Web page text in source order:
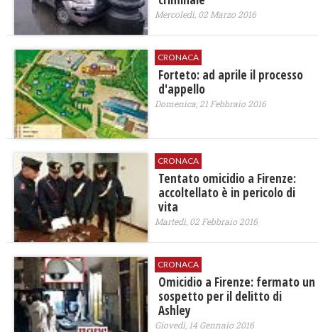
Mercoledì, 02 Marzo 2016
CRONACA
Forteto: ad aprile il processo
d'appello
Domenica, 21 Febbraio 2016
CRONACA
Tentato omicidio a Firenze:
accoltellato è in pericolo di
vita
Martedì, 02 Febbraio 2016
CRONACA
Omicidio a Firenze: fermato un
sospetto per il delitto di
Ashley
Giovedì, 14 Gennaio 2016